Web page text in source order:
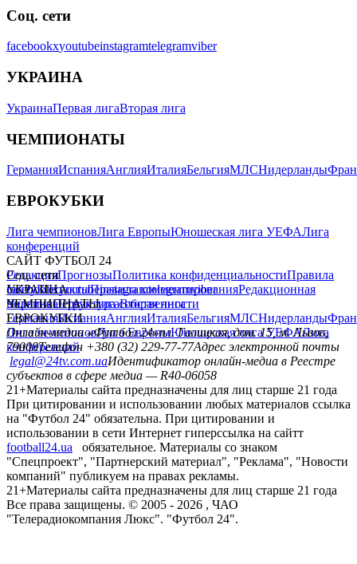
Соц. сети
facebookxyoutubeinstagramtelegramviber
УКРАИНА
УкраинаПервая лигаВторая лига
ЧЕМПИОНАТЫ
ГерманияИспанияАнглияИталияБельгияМЛСНидерланды
ЕВРОКУБКИ
Лига чемпионовЛига ЕвропыЮношеская лига УЕФАЛига
конференций
САЙТ ФУТБОЛ 24
РедакцияПрогнозыПолитика конфиденциальностиПравила
сайтуКонтактыПравила комментированияРедакционная
политикаСтруктура собственности
Соц. сети
facebookxyoutubeinstagramtelegramviber
УКРАИНА
УкраинаПервая лигаВторая лига
ЧЕМПИОНАТЫ
ГерманияИспанияАнглияИталияБельгияМЛСНидерланды
ЕВРОКУБКИ
Лига чемпионовЛига ЕвропыЮношеская лига УЕФАЛига
конференций
Онлайн-медиа «Футбол 24»пл. Галицкая, дом. 15, м. Львов,
79008Телефон +380 (32) 229-77-77Адрес электронной почты
legal@24tv.com.uaИдентификатор онлайн-медиа в Реестре
субъектов в сфере медиа — R40-06058
21+Материалы сайта предназначены для лиц старше 21 года
При цитировании и использовании любых материалов ссылка
на "Футбол 24" обязательна. При цитировании и
использовании в сети Интернет гиперссылка на сайтт
football24.ua
обязательное. Материалы со знаком
"Спецпроект", "Партнерский материал", "Реклама", "Новости
компаний" публикуем на правах рекламы.
21+Материалы сайта предназначены для лиц старше 21 года
Все права защищены. © 2005 - 2026 , ЧАО
"Телерадиокомпания Люкс". "Футбол 24".